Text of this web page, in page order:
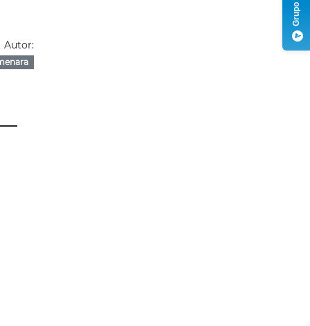
Autor: